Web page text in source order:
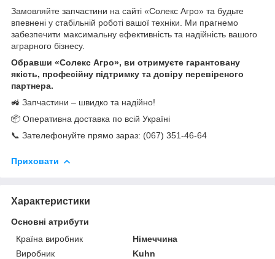
Замовляйте запчастини на сайті «Солекс Агро» та будьте
впевнені у стабільній роботі вашої техніки. Ми прагнемо
забезпечити максимальну ефективність та надійність вашого
аграрного бізнесу.
Обравши «Солекс Агро», ви отримуєте гарантовану
якість, професійну підтримку та довіру перевіреного
партнера.
🚜 Запчастини – швидко та надійно!
📦 Оперативна доставка по всій Україні
📞 Зателефонуйте прямо зараз: (067) 351-46-64
Приховати
Характеристики
Основні атрибути
Країна виробник
Німеччина
Виробник
Kuhn